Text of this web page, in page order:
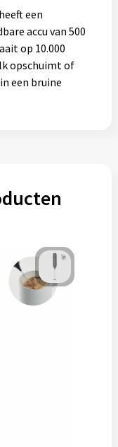
een
accu van 500
op 10.000
opschuimt of
een bruine